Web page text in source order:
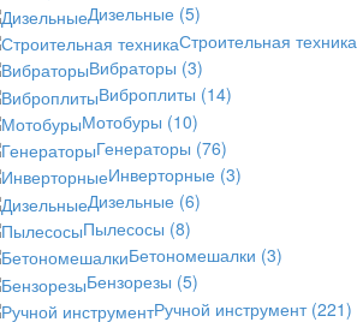
Дизельные (5)
Строительная техника
Вибраторы (3)
Виброплиты (14)
Мотобуры (10)
Генераторы (76)
Инверторные (3)
Дизельные (6)
Пылесосы (8)
Бетономешалки (3)
Бензорезы (5)
Ручной инструмент (221)